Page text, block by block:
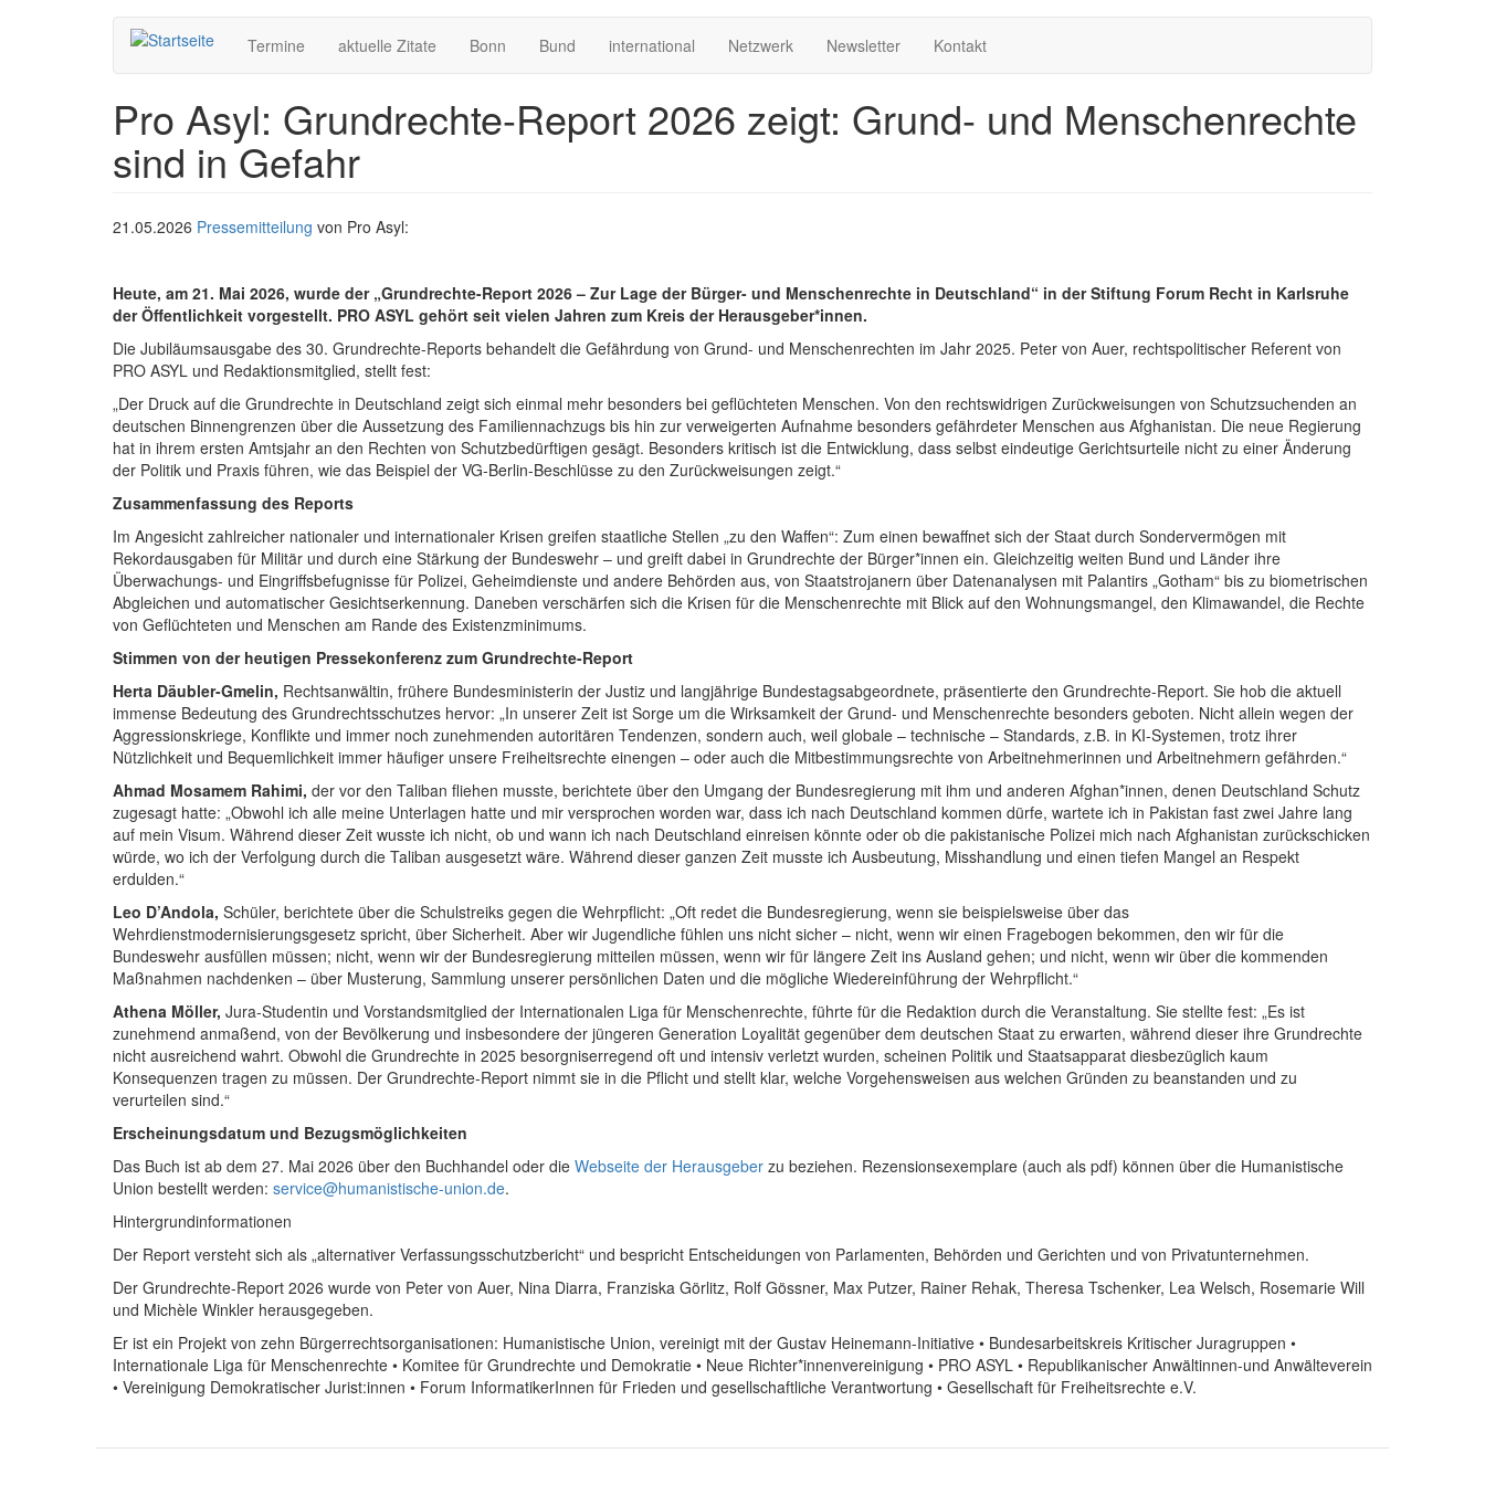
Hauptnavigation
Termine aktuelle Zitate Bonn Bund international Netzwerk Newsletter Kontakt
Pro Asyl: Grundrechte-Report 2026 zeigt: Grund- und Menschenrechte
sind in Gefahr
21.05.2026 Pressemitteilung von Pro Asyl:
Heute, am 21. Mai 2026, wurde der „Grundrechte-Report 2026 – Zur Lage der Bürger- und Menschenrechte in Deutschland“ in der Stiftung Forum Recht in Karlsruhe
der Öffentlichkeit vorgestellt. PRO ASYL gehört seit vielen Jahren zum Kreis der Herausgeber*innen.
Die Jubiläumsausgabe des 30. Grundrechte-Reports behandelt die Gefährdung von Grund- und Menschenrechten im Jahr 2025. Peter von Auer, rechtspolitischer Referent von
PRO ASYL und Redaktionsmitglied, stellt fest:
„Der Druck auf die Grundrechte in Deutschland zeigt sich einmal mehr besonders bei geflüchteten Menschen. Von den rechtswidrigen Zurückweisungen von Schutzsuchenden an
deutschen Binnengrenzen über die Aussetzung des Familiennachzugs bis hin zur verweigerten Aufnahme besonders gefährdeter Menschen aus Afghanistan. Die neue Regierung
hat in ihrem ersten Amtsjahr an den Rechten von Schutzbedürftigen gesägt. Besonders kritisch ist die Entwicklung, dass selbst eindeutige Gerichtsurteile nicht zu einer Änderung
der Politik und Praxis führen, wie das Beispiel der VG-Berlin-Beschlüsse zu den Zurückweisungen zeigt.“
Zusammenfassung des Reports
Im Angesicht zahlreicher nationaler und internationaler Krisen greifen staatliche Stellen „zu den Waffen“: Zum einen bewaffnet sich der Staat durch Sondervermögen mit
Rekordausgaben für Militär und durch eine Stärkung der Bundeswehr – und greift dabei in Grundrechte der Bürger*innen ein. Gleichzeitig weiten Bund und Länder ihre
Überwachungs- und Eingriffsbefugnisse für Polizei, Geheimdienste und andere Behörden aus, von Staatstrojanern über Datenanalysen mit Palantirs „Gotham“ bis zu biometrischen
Abgleichen und automatischer Gesichtserkennung. Daneben verschärfen sich die Krisen für die Menschenrechte mit Blick auf den Wohnungsmangel, den Klimawandel, die Rechte
von Geflüchteten und Menschen am Rande des Existenzminimums.
Stimmen von der heutigen Pressekonferenz zum Grundrechte-Report
Herta Däubler-Gmelin, Rechtsanwältin, frühere Bundesministerin der Justiz und langjährige Bundestagsabgeordnete, präsentierte den Grundrechte-Report. Sie hob die aktuell
immense Bedeutung des Grundrechtsschutzes hervor: „In unserer Zeit ist Sorge um die Wirksamkeit der Grund- und Menschenrechte besonders geboten. Nicht allein wegen der
Aggressionskriege, Konflikte und immer noch zunehmenden autoritären Tendenzen, sondern auch, weil globale – technische – Standards, z.B. in KI-Systemen, trotz ihrer
Nützlichkeit und Bequemlichkeit immer häufiger unsere Freiheitsrechte einengen – oder auch die Mitbestimmungsrechte von Arbeitnehmerinnen und Arbeitnehmern gefährden.“
Ahmad Mosamem Rahimi, der vor den Taliban fliehen musste, berichtete über den Umgang der Bundesregierung mit ihm und anderen Afghan*innen, denen Deutschland Schutz
zugesagt hatte: „Obwohl ich alle meine Unterlagen hatte und mir versprochen worden war, dass ich nach Deutschland kommen dürfe, wartete ich in Pakistan fast zwei Jahre lang
auf mein Visum. Während dieser Zeit wusste ich nicht, ob und wann ich nach Deutschland einreisen könnte oder ob die pakistanische Polizei mich nach Afghanistan zurückschicken
würde, wo ich der Verfolgung durch die Taliban ausgesetzt wäre. Während dieser ganzen Zeit musste ich Ausbeutung, Misshandlung und einen tiefen Mangel an Respekt
erdulden.“
Leo D’Andola, Schüler, berichtete über die Schulstreiks gegen die Wehrpflicht: „Oft redet die Bundesregierung, wenn sie beispielsweise über das
Wehrdienstmodernisierungsgesetz spricht, über Sicherheit. Aber wir Jugendliche fühlen uns nicht sicher – nicht, wenn wir einen Fragebogen bekommen, den wir für die
Bundeswehr ausfüllen müssen; nicht, wenn wir der Bundesregierung mitteilen müssen, wenn wir für längere Zeit ins Ausland gehen; und nicht, wenn wir über die kommenden
Maßnahmen nachdenken – über Musterung, Sammlung unserer persönlichen Daten und die mögliche Wiedereinführung der Wehrpflicht.“
Athena Möller, Jura-Studentin und Vorstandsmitglied der Internationalen Liga für Menschenrechte, führte für die Redaktion durch die Veranstaltung. Sie stellte fest: „Es ist
zunehmend anmaßend, von der Bevölkerung und insbesondere der jüngeren Generation Loyalität gegenüber dem deutschen Staat zu erwarten, während dieser ihre Grundrechte
nicht ausreichend wahrt. Obwohl die Grundrechte in 2025 besorgniserregend oft und intensiv verletzt wurden, scheinen Politik und Staatsapparat diesbezüglich kaum
Konsequenzen tragen zu müssen. Der Grundrechte-Report nimmt sie in die Pflicht und stellt klar, welche Vorgehensweisen aus welchen Gründen zu beanstanden und zu
verurteilen sind.“
Erscheinungsdatum und Bezugsmöglichkeiten
Das Buch ist ab dem 27. Mai 2026 über den Buchhandel oder die Webseite der Herausgeber zu beziehen. Rezensionsexemplare (auch als pdf) können über die Humanistische
Union bestellt werden: service@humanistische-union.de.
Hintergrundinformationen
Der Report versteht sich als „alternativer Verfassungsschutzbericht“ und bespricht Entscheidungen von Parlamenten, Behörden und Gerichten und von Privatunternehmen.
Der Grundrechte-Report 2026 wurde von Peter von Auer, Nina Diarra, Franziska Görlitz, Rolf Gössner, Max Putzer, Rainer Rehak, Theresa Tschenker, Lea Welsch, Rosemarie Will
und Michèle Winkler herausgegeben.
Er ist ein Projekt von zehn Bürgerrechtsorganisationen: Humanistische Union, vereinigt mit der Gustav Heinemann-Initiative • Bundesarbeitskreis Kritischer Juragruppen •
Internationale Liga für Menschenrechte • Komitee für Grundrechte und Demokratie • Neue Richter*innenvereinigung • PRO ASYL • Republikanischer Anwältinnen-und Anwälteverein
• Vereinigung Demokratischer Jurist:innen • Forum InformatikerInnen für Frieden und gesellschaftliche Verantwortung • Gesellschaft für Freiheitsrechte e.V.